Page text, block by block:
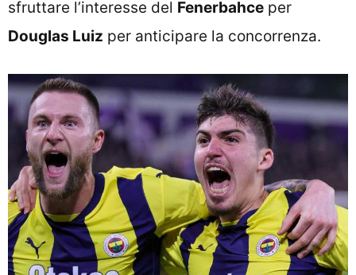
sfruttare l’interesse del Fenerbahce per
Douglas Luiz per anticipare la concorrenza.